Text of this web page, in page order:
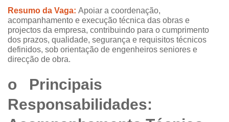
Resumo da Vaga: Apoiar a coordenação,
acompanhamento e execução técnica das obras e
projectos da empresa, contribuindo para o cumprimento
dos prazos, qualidade, segurança e requisitos técnicos
definidos, sob orientação de engenheiros seniores e
direcção de obra.
o Principais
Responsabilidades: